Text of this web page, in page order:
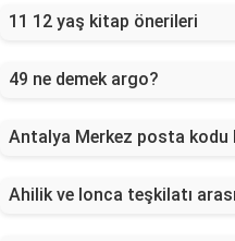
11 12 yaş kitap önerileri
49 ne demek argo?
Antalya Merkez posta kodu
Ahilik ve lonca teşkilatı